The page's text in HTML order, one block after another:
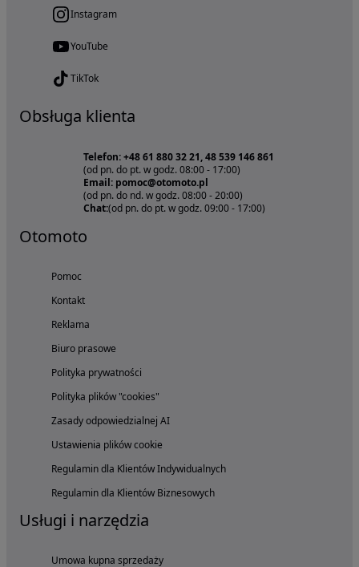
Instagram
YouTube
TikTok
Obsługa klienta
Telefon: +48 61 880 32 21, 48 539 146 861
(od pn. do pt. w godz. 08:00 - 17:00)
Email: pomoc@otomoto.pl
(od pn. do nd. w godz. 08:00 - 20:00)
Chat:(od pn. do pt. w godz. 09:00 - 17:00)
Otomoto
Pomoc
Kontakt
Reklama
Biuro prasowe
Polityka prywatności
Polityka plików "cookies"
Zasady odpowiedzialnej AI
Ustawienia plików cookie
Regulamin dla Klientów Indywidualnych
Regulamin dla Klientów Biznesowych
Usługi i narzędzia
Umowa kupna sprzedaży